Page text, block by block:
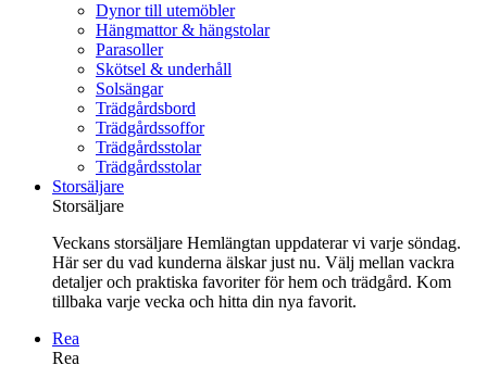
Dynor till utemöbler
Hängmattor & hängstolar
Parasoller
Skötsel & underhåll
Solsängar
Trädgårdsbord
Trädgårdssoffor
Trädgårdsstolar
Trädgårdsstolar
Storsäljare
Storsäljare
Veckans storsäljare Hemlängtan uppdaterar vi varje söndag.
Här ser du vad kunderna älskar just nu. Välj mellan vackra
detaljer och praktiska favoriter för hem och trädgård. Kom
tillbaka varje vecka och hitta din nya favorit.
Rea
Rea